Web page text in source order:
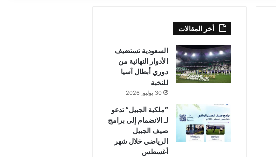
أخر المقالات
السعودية تستضيف
الأدوار النهائية من
دوري أبطال آسيا
للنخبة
30 يوليو, 2026
“ملكية الجبيل” تدعو
لـ الانضمام إلى برامج
صيف الجبيل
الرياضي خلال شهر
أغسطس